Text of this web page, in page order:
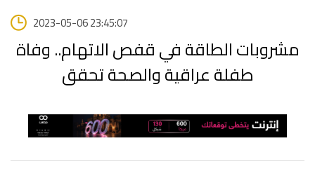
2023-05-06 23:45:07
مشروبات الطاقة في قفص الاتهام.. وفاة
طفلة عراقية والصحة تحقق